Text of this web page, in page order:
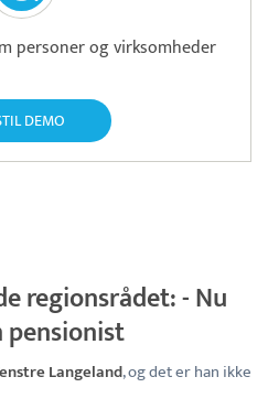
personer og virksomheder
DEMO
regionsrådet: - Nu
pensionist
Langeland, og det er han ikke